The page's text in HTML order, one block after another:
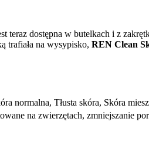
teraz dostępna w butelkach i z
trafiała na wysypisko, REN Clean
normalna, Tłusta skóra, Skóra
na zwierzętach, zmniejszanie